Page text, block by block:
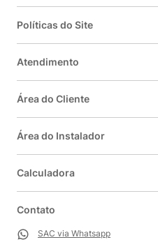
Políticas do Site
Atendimento
Área do Cliente
Área do Instalador
Calculadora
Contato
SAC via Whatsapp